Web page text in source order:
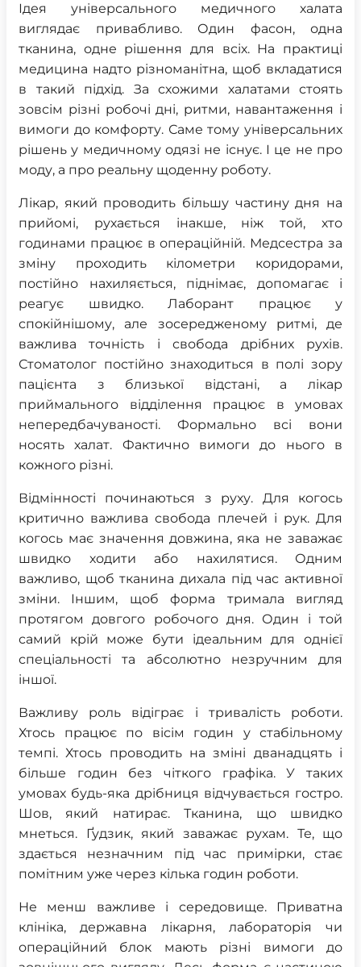
Ідея універсального медичного халата
виглядає привабливо. Один фасон, одна
тканина, одне рішення для всіх. На практиці
медицина надто різноманітна, щоб вкладатися
в такий підхід. За схожими халатами стоять
зовсім різні робочі дні, ритми, навантаження і
вимоги до комфорту. Саме тому універсальних
рішень у медичному одязі не існує. І це не про
моду, а про реальну щоденну роботу.
Лікар, який проводить більшу частину дня на
прийомі, рухається інакше, ніж той, хто
годинами працює в операційній. Медсестра за
зміну проходить кілометри коридорами,
постійно нахиляється, піднімає, допомагає і
реагує швидко. Лаборант працює у
спокійнішому, але зосередженому ритмі, де
важлива точність і свобода дрібних рухів.
Стоматолог постійно знаходиться в полі зору
пацієнта з близької відстані, а лікар
приймального відділення працює в умовах
непередбачуваності. Формально всі вони
носять халат. Фактично вимоги до нього в
кожного різні.
Відмінності починаються з руху. Для когось
критично важлива свобода плечей і рук. Для
когось має значення довжина, яка не заважає
швидко ходити або нахилятися. Одним
важливо, щоб тканина дихала під час активної
зміни. Іншим, щоб форма тримала вигляд
протягом довгого робочого дня. Один і той
самий крій може бути ідеальним для однієї
спеціальності та абсолютно незручним для
іншої.
Важливу роль відіграє і тривалість роботи.
Хтось працює по вісім годин у стабільному
темпі. Хтось проводить на зміні дванадцять і
більше годин без чіткого графіка. У таких
умовах будь-яка дрібниця відчувається гостро.
Шов, який натирає. Тканина, що швидко
мнеться. Ґудзик, який заважає рухам. Те, що
здається незначним під час примірки, стає
помітним уже через кілька годин роботи.
Не менш важливе і середовище. Приватна
клініка, державна лікарня, лабораторія чи
операційний блок мають різні вимоги до